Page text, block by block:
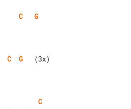
C
G
C G
   (3x)
C